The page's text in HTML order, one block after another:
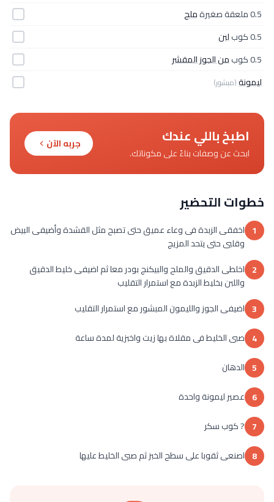
0.5 ملعقة صغيرة
ملح
0.5 كوب
لبن
0.5 كوب
من الجوز المقشر
ليمونة(مبشور)
اطبخ باللي عندك
ابحث عن وصفات بناءً على مكوناتك.
جربه الآن
خطوات التحضير
1 اخفقى الزبدة فى وعاء عميق حتى تصبح مثل القشدة وأضيفى البيض
وقلبى حتى يتحد المزيج
2 اخلطى الدقيق والملح والبيكنج بودر معا ثم اضيفى خليط الدقيق
واللبن بخليط الزبدة مع استمرار التقليب
3 اضيفى الجوز والليمون المبشور مع استمرار التقليب
4 صبى الخليط فى مقلاة بها زيت واخبزية لمدة ساعة
5 الدهان
6 عصير ليمونة واحدة
7 ? كوب سكر
8 اصنعى ثقوبا على سطح الخبز ثم صبى الخليط عليها